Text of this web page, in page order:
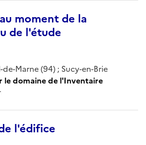
moment de la
de l'étude
Marne (94) ; Sucy-en-Brie
domaine de l'Inventaire
l'édifice